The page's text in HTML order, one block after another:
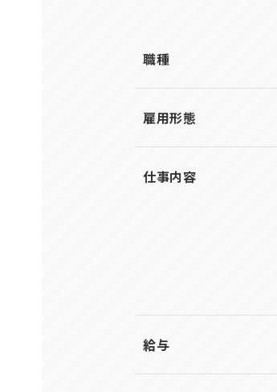
職種
雇用形態
仕事内容
給与